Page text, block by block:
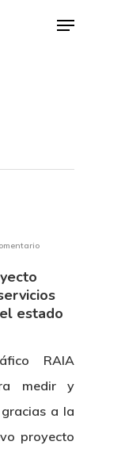
estado
RAIA
medir y
a la
proyecto